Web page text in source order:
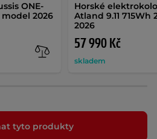
ONE-
model 2026
Horské
Atland 9.11 715Wh
2026
57 990 Kč
skladem
tyto produkty